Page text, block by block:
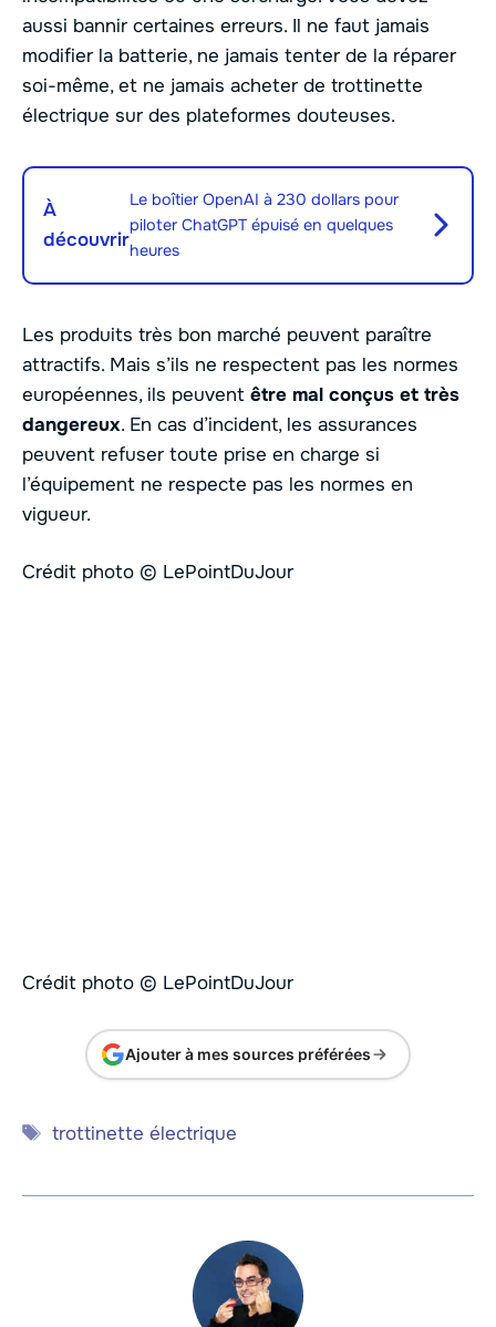
aussi bannir certaines erreurs. Il ne faut jamais
modifier la batterie, ne jamais tenter de la réparer
soi-même, et ne jamais acheter de trottinette
électrique sur des plateformes douteuses.
À
découvrir
Le boîtier OpenAI à 230 dollars pour
piloter ChatGPT épuisé en quelques
heures
Les produits très bon marché peuvent paraître
attractifs. Mais s’ils ne respectent pas les normes
européennes, ils peuvent être mal conçus et très
dangereux. En cas d’incident, les assurances
peuvent refuser toute prise en charge si
l’équipement ne respecte pas les normes en
vigueur.
Crédit photo © LePointDuJour
Crédit photo © LePointDuJour
Ajouter à mes sources préférées
Étiquettes
trottinette électrique